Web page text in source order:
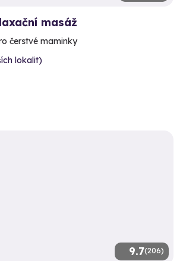
masáž
čerstvé maminky
lokalit)
9.7(206)